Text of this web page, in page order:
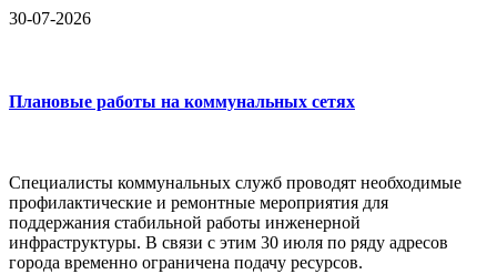
30-07-2026
Плановые работы на коммунальных сетях
Специалисты коммунальных служб проводят необходимые
профилактические и ремонтные мероприятия для
поддержания стабильной работы инженерной
инфраструктуры. В связи с этим 30 июля по ряду адресов
города временно ограничена подачу ресурсов.